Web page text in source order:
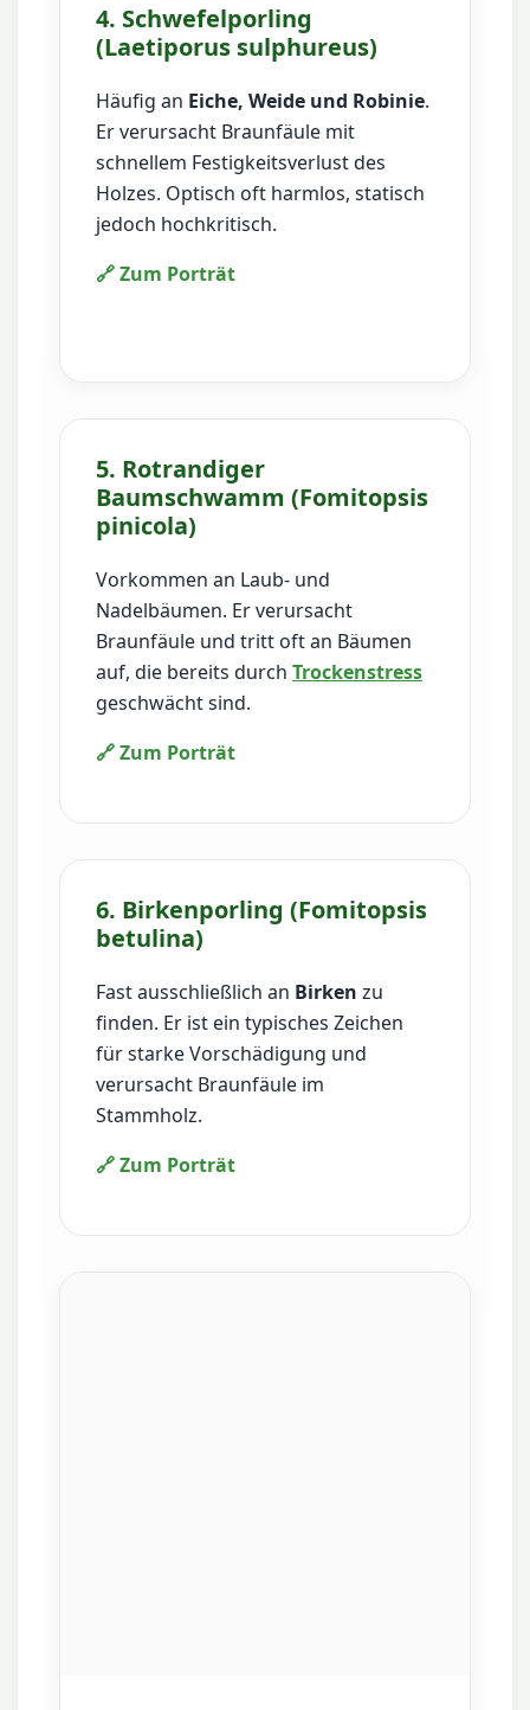
4. Schwefelporling
(Laetiporus sulphureus)
Häufig an Eiche, Weide und Robinie.
Er verursacht Braunfäule mit
schnellem Festigkeitsverlust des
Holzes. Optisch oft harmlos, statisch
jedoch hochkritisch.
🔗 Zum Porträt
5. Rotrandiger
Baumschwamm (Fomitopsis
pinicola)
Vorkommen an Laub- und
Nadelbäumen. Er verursacht
Braunfäule und tritt oft an Bäumen
auf, die bereits durch Trockenstress
geschwächt sind.
🔗 Zum Porträt
6. Birkenporling (Fomitopsis
betulina)
Fast ausschließlich an Birken zu
finden. Er ist ein typisches Zeichen
für starke Vorschädigung und
verursacht Braunfäule im
Stammholz.
🔗 Zum Porträt